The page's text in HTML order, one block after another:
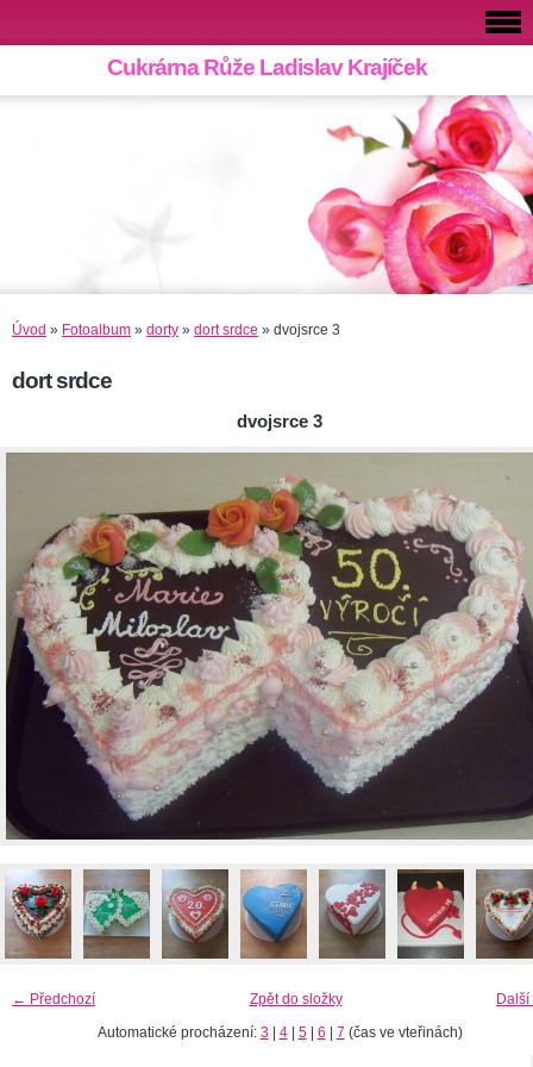
Cukrárna Růže Ladislav Krajíček
Úvod » Fotoalbum » dorty » dort srdce » dvojsrce 3
dort srdce
dvojsrce 3
← Předchozí
Zpět do složky
Automatické procházení: 3 4| 5| 6 7 (čas ve vteřinách)